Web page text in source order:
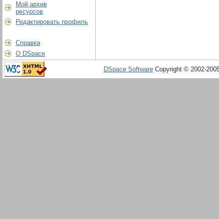
Мой архив
ресурсов
Редактировать профиль
Справка
О DSpace
DSpace Software Copyright © 2002-